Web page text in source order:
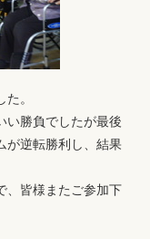
。
い勝負でしたが最後
が逆転勝利し、結果
、皆様またご参加下